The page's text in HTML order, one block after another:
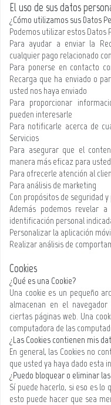
El uso de sus datos
¿Cómo utilizamos sus Datos
Podemos utilizar estos Datos
Para ayudar a enviar la
cualquier pago relacionado
Para ponerse en contacto
Recarga que ha enviado o
usted nos haya enviado
Para proporcionar
pueden interesarle
Para notificarle acerca de
Servicios
Para asegurar que el
manera más eficaz para
Para ofrecerle atención al
Para análisis de marketing
Con propósitos de seguridad
Además podemos revelar
identificación personal
Personalizar la aplicación
Realizar análisis de
Cookies
¿Qué es una Cookie?
Una cookie es un pequeño
almacenan en el
ciertas páginas web. Una
computadora de las
¿Las Cookies contienen mis
En general, las Cookies no
que usted ya haya dado esta
¿Puedo bloquear o eliminar
Sí puede hacerlo, si eso es lo
esto puede hacer que sea